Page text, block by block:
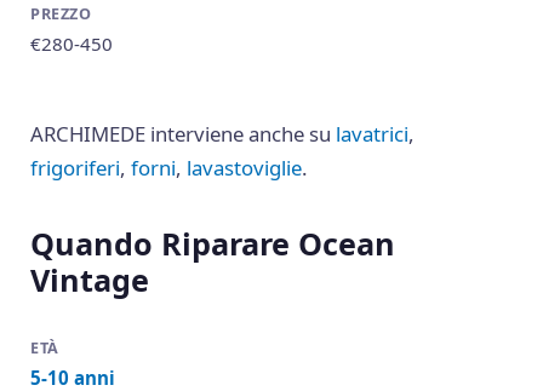
€280-450
ARCHIMEDE interviene anche su lavatrici,
frigoriferi,forni, lavastoviglie.
Quando Riparare Ocean
Vintage
5-10 anni